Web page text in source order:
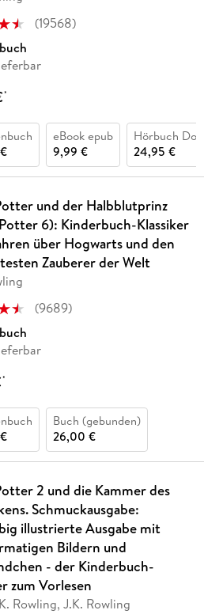
(19568)
*
eBook epub
9,99 €
Hörbuch
24,95 €
und der Halbblutprinz
6): Kinderbuch-Klassiker
über Hogwarts und den
Zauberer der Welt
(9689)
*
Buch (gebunden)
26,00 €
2 und die Kammer des
Schmuckausgabe:
illustrierte Ausgabe mit
Bildern und
- der Kinderbuch-
zum Vorlesen
Rowling, J.K. Rowling